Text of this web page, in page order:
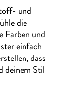
und
die
Farben und
einfach
dass
deinem Stil